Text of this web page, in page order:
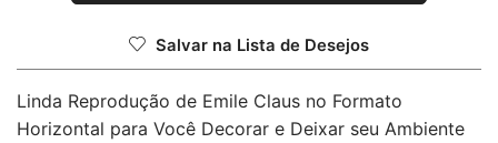
Salvar na Lista de Desejos
Linda Reprodução de Emile Claus no Formato
Horizontal para Você Decorar e Deixar seu Ambiente